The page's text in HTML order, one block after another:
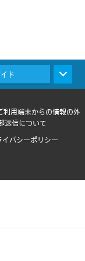
ド
利用端末からの情報の外
送信について
イバシーポリシー